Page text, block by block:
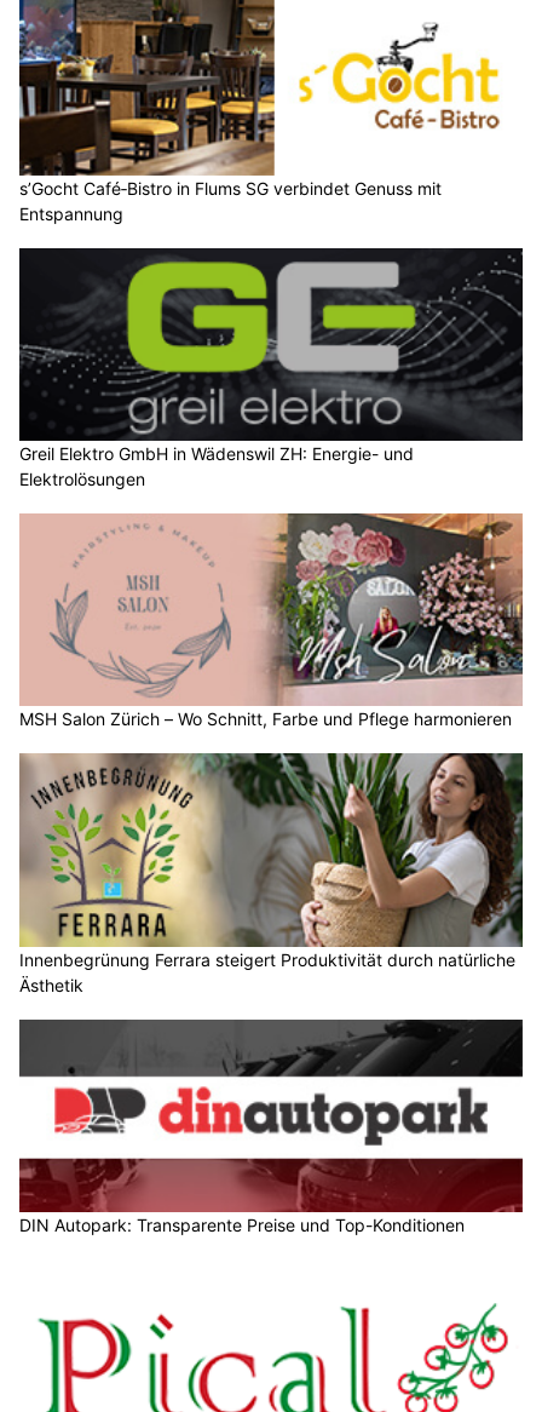
s’Gocht Café‑Bistro in Flums SG verbindet Genuss mit
Entspannung
Greil Elektro GmbH in Wädenswil ZH: Energie- und
Elektrolösungen
MSH Salon Zürich – Wo Schnitt, Farbe und Pflege harmonieren
Innenbegrünung Ferrara steigert Produktivität durch natürliche
Ästhetik
DIN Autopark: Transparente Preise und Top-Konditionen